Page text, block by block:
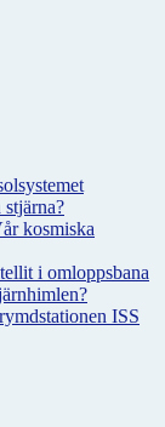
kosmiska
i omloppsbana
ISS